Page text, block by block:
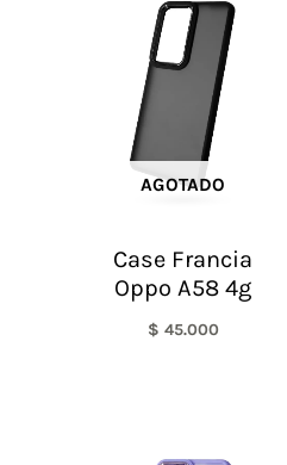
AGOTADO
Case Francia
Oppo A58 4g
$ 45.000